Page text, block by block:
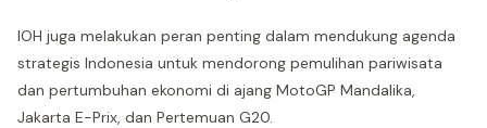
IOH juga melakukan peran penting dalam mendukung agenda
strategis Indonesia untuk mendorong pemulihan pariwisata
dan pertumbuhan ekonomi di ajang MotoGP Mandalika,
Jakarta E-Prix, dan Pertemuan G20.